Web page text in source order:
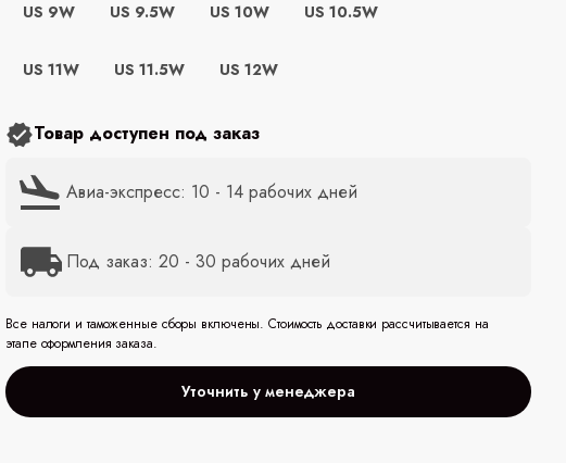
US 9W US 9.5W US 10W US 10.5W
US 11W US 11.5W US 12W
Товар доступен под заказ
Авиа-экспресс: 10 - 14 рабочих дней
Под заказ: 20 - 30 рабочих дней
Все налоги и таможенные сборы включены. Стоимость доставки рассчитывается на
этапе оформления заказа.
Уточнить у менеджера